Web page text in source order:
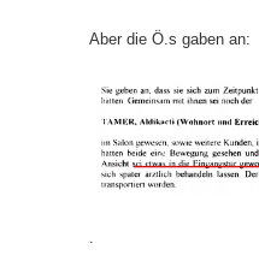
Aber die Ö.s gaben an:
.